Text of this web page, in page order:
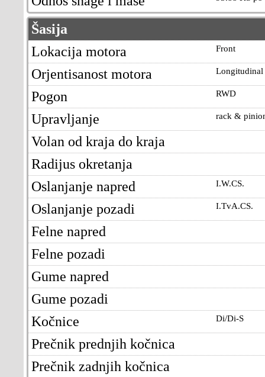
Šasija
Front
Lokacija motora
Longitudinal
Orjentisanost motora
RWD
Pogon
rack &
Upravljanje
Volan od kraja do kraja
Radijus okretanja
I.W.CS.
Oslanjanje napred
I.TvA.CS.
Oslanjanje pozadi
Felne napred
Felne pozadi
Gume napred
Gume pozadi
Di/Di-S
Kočnice
Prečnik prednjih kočnica
Prečnik zadnjih kočnica